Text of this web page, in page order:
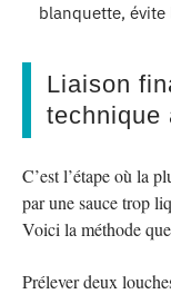
blanquette,
Liaison
technique
C’est l’étape où la
par une sauce trop
Voici la méthode
Prélever deux